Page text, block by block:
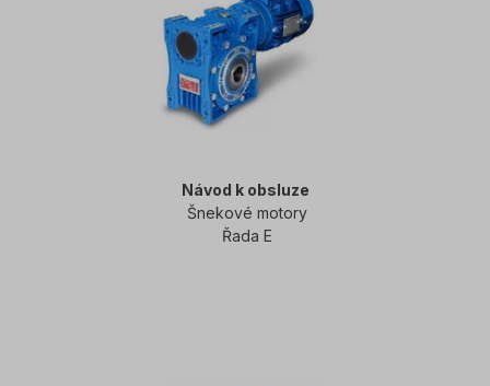
Návod k obsluze
Šnekové motory
Řada E